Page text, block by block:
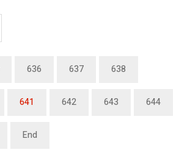
636 637 638
641 642 643 644
End